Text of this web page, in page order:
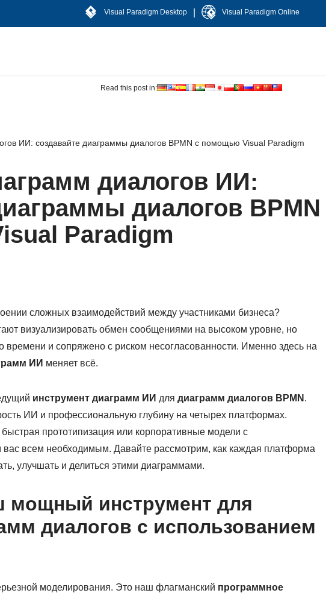
Visual Paradigm Desktop Visual Paradigm Online
Read this post in:
ИИ: создавайте диаграммы диалогов BPMN с помощью Visual Paradigm
диалогов ИИ:
диалогов BPMN
Paradigm
сложных взаимодействий между участниками бизнеса?
визуализировать обмен сообщениями на высоком уровне, но
времени и сопряжено с риском несогласованности. Именно здесь на
ИИ меняет всё.
инструмент диаграмм ИИ для диаграмм диалогов BPMN .
ИИ и профессиональную глубину на четырех платформах.
прототипизация или корпоративные модели с
всем необходимым. Давайте рассмотрим, как каждая платформа
улучшать и делиться этими диаграммами.
мощный инструмент для
диалогов с использованием
моделирования. Это наш флагманский программное